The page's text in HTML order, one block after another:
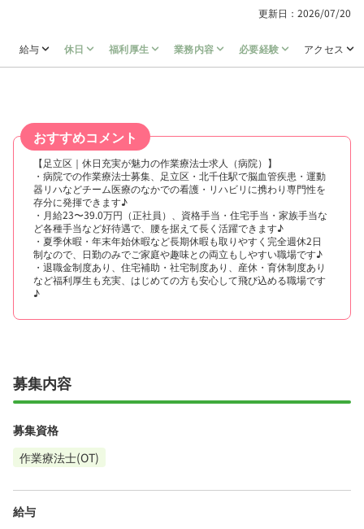
更新日：2026/07/20
給与 休日 福利厚生 業務内容 必要経験 アクセス
おすすめコメント
【足立区｜休日充実が魅力の作業療法士求人（病院）】
・病院での作業療法士募集、足立区・北千住駅で脳血管疾患・運動
器リハなどチーム医療のなかでの看護・リハビリに携わり専門性を
存分に発揮できます♪
・月給23〜39.0万円（正社員）、資格手当・住宅手当・家族手当な
ど各種手当など好待遇で、腰を据えて長く活躍できます♪
・夏季休暇・年末年始休暇など長期休暇も取りやすく完全週休2日
制なので、日勤のみでご家庭や趣味との両立もしやすい職場です♪
・退職金制度あり、住宅補助・社宅制度あり、産休・育休制度あり
など福利厚生も充実、はじめての方も安心して飛び込める職場です
♪
募集内容
募集資格
作業療法士(OT)
給与